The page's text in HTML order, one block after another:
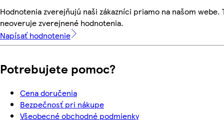
Hodnotenia zverejňujú naši zákazníci priamo na našom webe.
neoveruje zverejnené hodnotenia.
Napísať hodnotenie
Potrebujete pomoc?
Cena doručenia
Bezpečnosť pri nákupe
Všeobecné obchodné podmienky